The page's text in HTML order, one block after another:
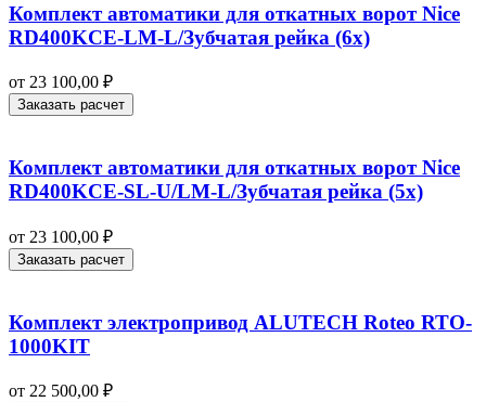
Комплект автоматики для откатных ворот Nice
RD400KCE-LM-L/Зубчатая рейка (6x)
от 23 100,00 ₽
Заказать расчет
Комплект автоматики для откатных ворот Nice
RD400KCE-SL-U/LM-L/Зубчатая рейка (5x)
от 23 100,00 ₽
Заказать расчет
Комплект электропривод ALUTECH Roteo RTO-
1000KIT
от 22 500,00 ₽